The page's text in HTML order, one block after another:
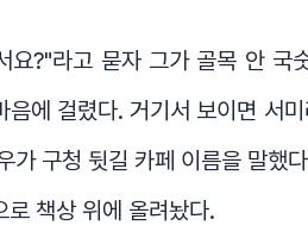
요?"라고 묻자 그가 골목 안 국
음에 걸렸다. 거기서 보이면 서
가 구청 뒷길 카페 이름을 말했
로 책상 위에 올려놨다.